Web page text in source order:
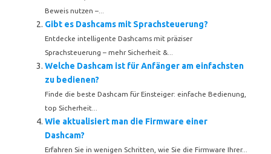
Beweis nutzen –...
Gibt es Dashcams mit Sprachsteuerung?
Entdecke intelligente Dashcams mit präziser
Sprachsteuerung – mehr Sicherheit &...
Welche Dashcam ist für Anfänger am einfachsten
zu bedienen?
Finde die beste Dashcam für Einsteiger: einfache Bedienung,
top Sicherheit...
Wie aktualisiert man die Firmware einer
Dashcam?
Erfahren Sie in wenigen Schritten, wie Sie die Firmware Ihrer...